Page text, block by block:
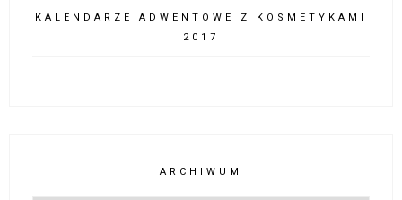
KALENDARZE ADWENTOWE Z KOSMETYKAMI
2017
ARCHIWUM